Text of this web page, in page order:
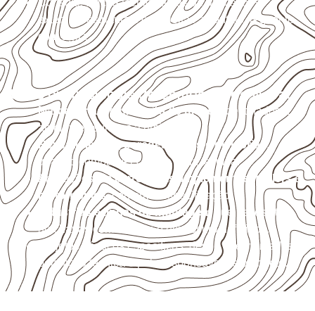
Consulte a ficha técnica antes de aplicações
externas, estruturais ou sujeitas a contato frequente
com água.
Usos profissionais do Compensado Naval
Marcenaria e fabricação de móveis
destinados a
ambientes sujeitos à umidade.
Revestimentos, paredes, pisos e divisórias ,
quando compatíveis com a ficha técnica.
Aplicações emcarrocerias, implementos, trailers e
motorhomes, conforme especificação.
Indústrias e linhas de montagem que necessitam
de chapas com formato e espessura definidos.
Projetos náuticos específicos, desde que validados
pela ficha técnica e pelo responsável pelo projeto.